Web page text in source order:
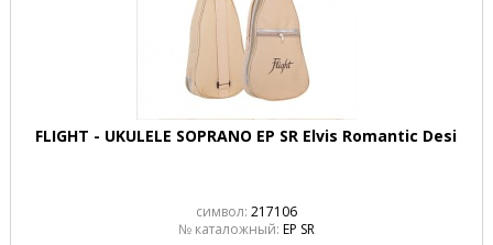
FLIGHT - UKULELE SOPRANO EP SR Elvis Romantic Desi
символ: 217106
№ каталожный: EP SR